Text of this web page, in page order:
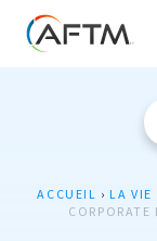
ACCUEIL › LA VIE